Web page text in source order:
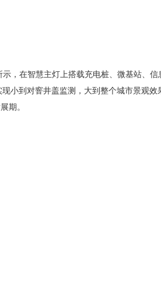
，在智慧主灯上搭载充电桩、微基站、
小到对窨井盖监测，大到整个城市景观
期。